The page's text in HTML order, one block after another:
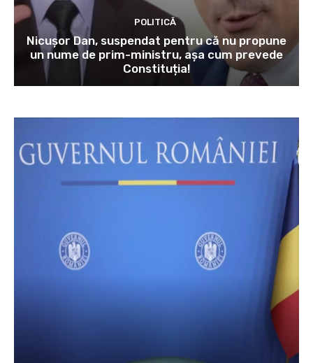
POLITICĂ
Nicușor Dan, suspendat pentru că nu propune
un nume de prim-ministru, așa cum prevede
Constituția!